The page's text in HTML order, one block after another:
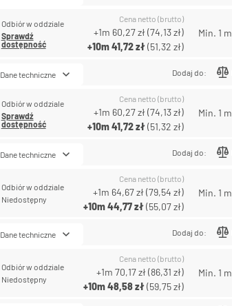
Odbiór w oddziale
Sprawdź
dostępność
Cena netto (brutto)
+1m 60,27 zł(74,13 zł)
+10m41,72 zł(51,32 zł)
Min. 1 m
Dodaj do:
Dane techniczne
Odbiór w oddziale
Sprawdź
dostępność
Cena netto (brutto)
+1m 60,27 zł(74,13 zł)
+10m41,72 zł(51,32 zł)
Min. 1 m
Dodaj do:
Dane techniczne
Odbiór w oddziale
Niedostępny
Cena netto (brutto)
+1m 64,67 zł(79,54 zł)
+10m44,77 zł(55,07 zł)
Min. 1 m
Dodaj do:
Dane techniczne
Odbiór w oddziale
Niedostępny
Cena netto (brutto)
+1m 70,17 zł(86,31 zł)
+10m48,58 zł(59,75 zł)
Min. 1 m